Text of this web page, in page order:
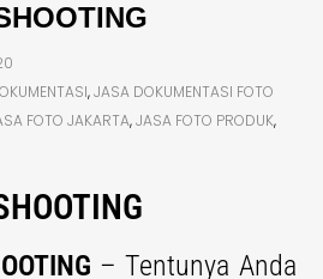
,JASA DOKUMENTASI FOTO
FOTO JAKARTA,JASA FOTO PRODUK,
– Tentunya Anda